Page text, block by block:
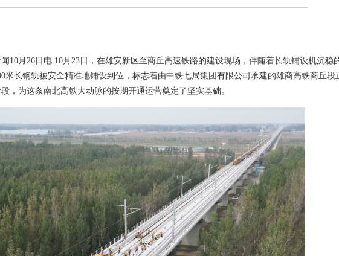
月26日电 10月23日，在雄安新区至商丘高速铁路的建设现场，伴随着长轨铺设机沉稳
米长钢轨被安全精准地铺设到位，标志着由中铁七局集团有限公司承建的雄商高铁商丘段
，为这条南北高铁大动脉的按期开通运营奠定了坚实基础。